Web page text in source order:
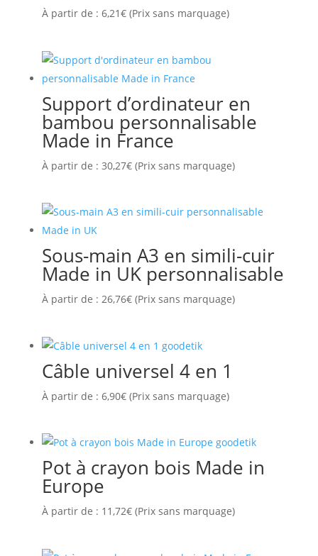
À partir de : 6,21€(Prix sans marquage)
Support d’ordinateur en
bambou personnalisable
Made in France
À partir de : 30,27€(Prix sans marquage)
Sous-main A3 en simili-cuir
Made in UK personnalisable
À partir de : 26,76€(Prix sans marquage)
Câble universel 4 en 1
À partir de : 6,90€(Prix sans marquage)
Pot à crayon bois Made in
Europe
À partir de : 11,72€(Prix sans marquage)